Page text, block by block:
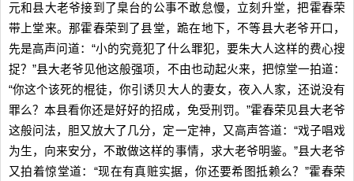
元和县大老爷接到了臬台的公事不敢怠慢，立刻升堂，把霍春荣
带上堂来。那霍春荣到了县堂，跪在地下，不等县大老爷开口，
先是高声问道：“小的究竟犯了什么罪犯，要朱大人这样的费心搜
捉？”县大老爷见他这般强项，不由也动起火来，把惊堂一拍道：
“你这个该死的棍徒，你引诱贝大人的妻女，夜入人家，还说没有
罪么？本县看你还是好好的招成，免受刑罚。”霍春荣见县大老爷
这般问法，胆又放大了几分，定一定神，又高声答道：“戏子唱戏
为生，向来安分，不敢做这样的事情，求大老爷明鉴。”县大老爷
又拍着惊堂道：“现在有真赃实据，你还要希图抵赖么？”霍春荣